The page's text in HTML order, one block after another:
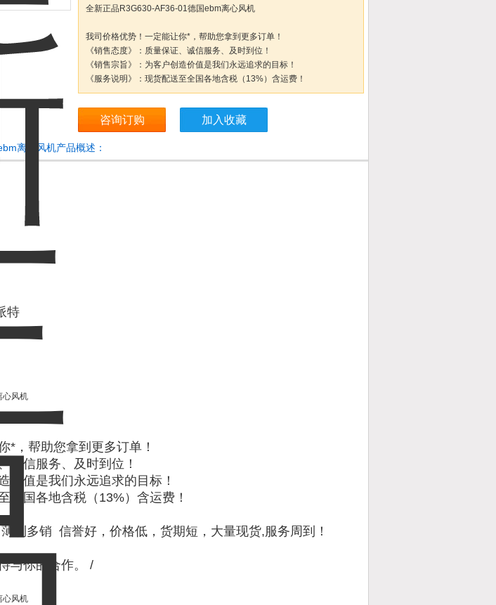
全新正品R3G630-AF36-01德国ebm离心风机
我司价格优势！一定能让你*，帮助您拿到更多订单！
《销售态度》：质量保证、诚信服务、及时到位！
《销售宗旨》：为客户创造价值是我们永远追求的目标！
《服务说明》：现货配送至全国各地含税（13%）含运费！
咨询订购 加入收藏
离心风机产品概述：
特
心风机
*，帮助您拿到更多订单！
诚信服务、及时到位！
价值是我们永远追求的目标！
全国各地含税（13%）含运费！
*！
薄利多销 信誉好，价格低，货期短，大量现货,服务周到！
与你的合作。 /
心风机